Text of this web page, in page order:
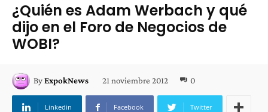
¿Quién es Adam Werbach y qué
dijo en el Foro de Negocios de
WOBI?
ByExpokNews 21 noviembre 2012 0
Linkedin Facebook Twitter